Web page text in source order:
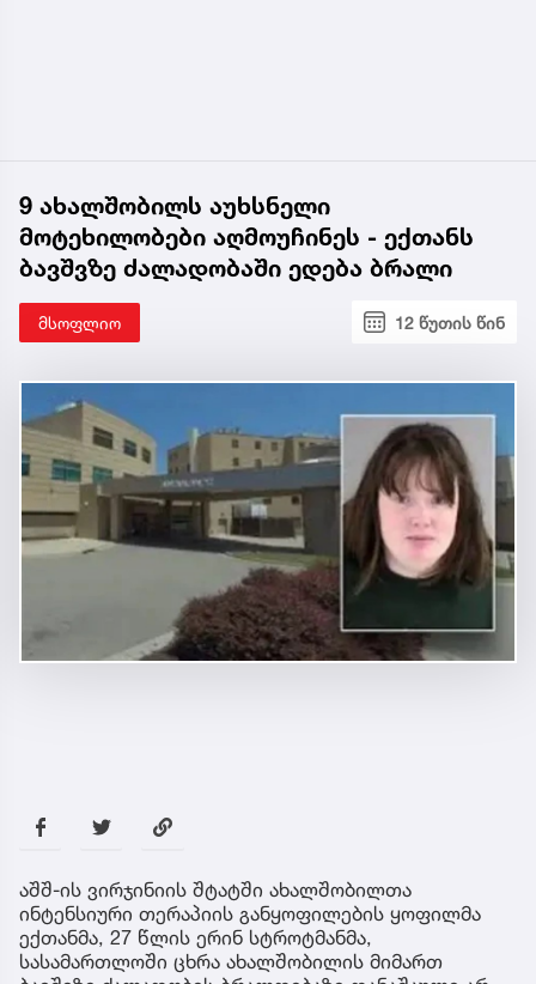
9 ახალშობილს აუხსნელი
მოტეხილობები აღმოუჩინეს - ექთანს
ბავშვზე ძალადობაში ედება ბრალი
მსოფლიო 12 წუთის წინ
აშშ-ის ვირჯინიის შტატში ახალშობილთა
ინტენსიური თერაპიის განყოფილების ყოფილმა
ექთანმა, 27 წლის ერინ სტროტმანმა,
სასამართლოში ცხრა ახალშობილის მიმართ